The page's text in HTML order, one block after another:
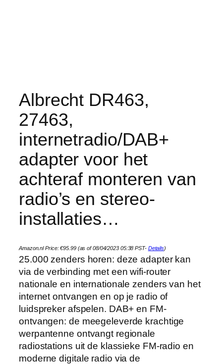
Albrecht DR463,
27463,
internetradio/DAB+
adapter voor het
achteraf monteren van
radio’s en stereo-
installaties…
Amazon.nl Price:€95.99(as of 08/04/2023 05:38 PST- Details)
25.000 zenders horen: deze adapter kan
via de verbinding met een wifi-router
nationale en internationale zenders van het
internet ontvangen en op je radio of
luidspreker afspelen. DAB+ en FM-
ontvangen: de meegeleverde krachtige
werpantenne ontvangt regionale
radiostations uit de klassieke FM-radio en
moderne digitale radio via de